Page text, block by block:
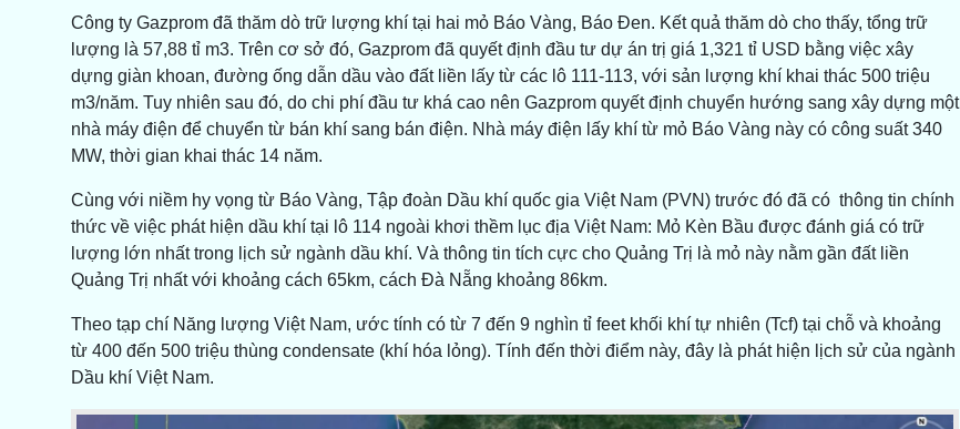
Công ty Gazprom đã thăm dò trữ lượng khí tại hai mỏ Báo Vàng, Báo Đen. Kết quả thăm dò cho thấy, tổng trữ
lượng là 57,88 tỉ m3. Trên cơ sở đó, Gazprom đã quyết định đầu tư dự án trị giá 1,321 tỉ USD bằng việc xây
dựng giàn khoan, đường ống dẫn dầu vào đất liền lấy từ các lô 111-113, với sản lượng khí khai thác 500 triệu
m3/năm. Tuy nhiên sau đó, do chi phí đầu tư khá cao nên Gazprom quyết định chuyển hướng sang xây dựng một
nhà máy điện để chuyển từ bán khí sang bán điện. Nhà máy điện lấy khí từ mỏ Báo Vàng này có công suất 340
MW, thời gian khai thác 14 năm.
Cùng với niềm hy vọng từ Báo Vàng, Tập đoàn Dầu khí quốc gia Việt Nam (PVN) trước đó đã có thông tin chính
thức về việc phát hiện dầu khí tại lô 114 ngoài khơi thềm lục địa Việt Nam: Mỏ Kèn Bầu được đánh giá có trữ
lượng lớn nhất trong lịch sử ngành dầu khí. Và thông tin tích cực cho Quảng Trị là mỏ này nằm gần đất liền
Quảng Trị nhất với khoảng cách 65km, cách Đà Nẵng khoảng 86km.
Theo tạp chí Năng lượng Việt Nam, ước tính có từ 7 đến 9 nghìn tỉ feet khối khí tự nhiên (Tcf) tại chỗ và khoảng
từ 400 đến 500 triệu thùng condensate (khí hóa lỏng). Tính đến thời điểm này, đây là phát hiện lịch sử của ngành
Dầu khí Việt Nam.